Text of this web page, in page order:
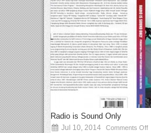
Radio is Sound Only
Jul 10, 2014 Comments Off